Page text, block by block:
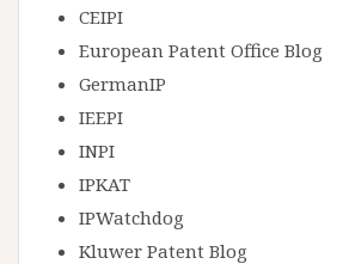
CEIPI
European Patent Office Blog
GermanIP
IEEPI
INPI
IPKAT
IPWatchdog
Kluwer Patent Blog